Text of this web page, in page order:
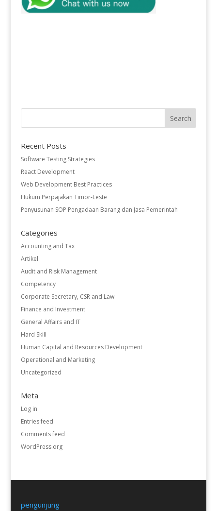
Recent Posts
Software Testing Strategies
React Development
Web Development Best Practices
Hukum Perpajakan Timor-Leste
Penyusunan SOP Pengadaan Barang dan Jasa Pemerintah
Categories
Accounting and Tax
Artikel
Audit and Risk Management
Competency
Corporate Secretary, CSR and Law
Finance and Investment
General Affairs and IT
Hard Skill
Human Capital and Resources Development
Operational and Marketing
Uncategorized
Meta
Log in
Entries feed
Comments feed
WordPress.org
pengunjung